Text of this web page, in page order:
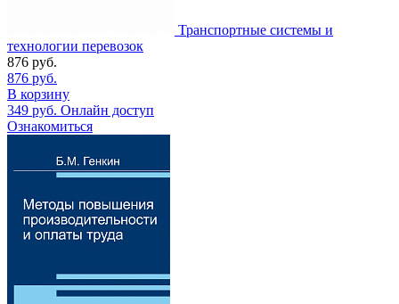
Транспортные системы и
технологии перевозок
876 руб.
876 руб.
В корзину
349 руб. Онлайн доступ
Ознакомиться